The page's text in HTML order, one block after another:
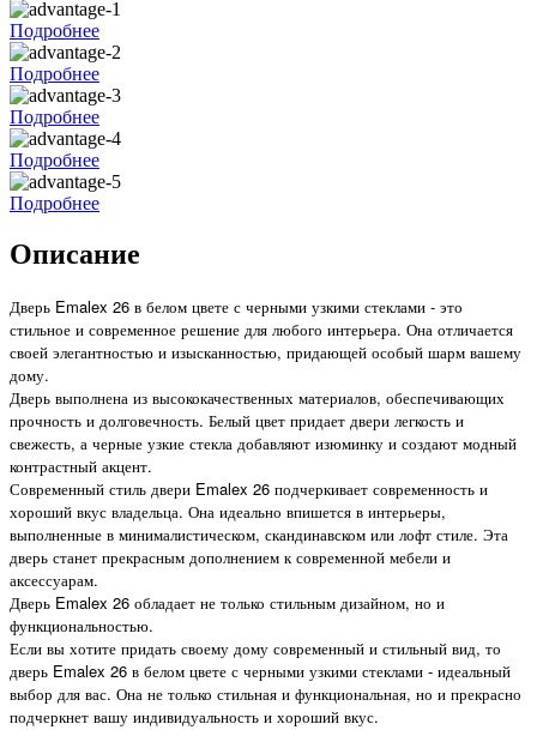
Подробнее
Подробнее
Подробнее
Подробнее
Подробнее
Описание
Дверь Emalex 26 в белом цвете с черными узкими стеклами - это
стильное и современное решение для любого интерьера. Она отличается
своей элегантностью и изысканностью, придающей особый шарм вашему
дому.
Дверь выполнена из высококачественных материалов, обеспечивающих
прочность и долговечность. Белый цвет придает двери легкость и
свежесть, а черные узкие стекла добавляют изюминку и создают модный
контрастный акцент.
Современный стиль двери Emalex 26 подчеркивает современность и
хороший вкус владельца. Она идеально впишется в интерьеры,
выполненные в минималистическом, скандинавском или лофт стиле. Эта
дверь станет прекрасным дополнением к современной мебели и
аксессуарам.
Дверь Emalex 26 обладает не только стильным дизайном, но и
функциональностью.
Если вы хотите придать своему дому современный и стильный вид, то
дверь Emalex 26 в белом цвете с черными узкими стеклами - идеальный
выбор для вас. Она не только стильная и функциональная, но и прекрасно
подчеркнет вашу индивидуальность и хороший вкус.